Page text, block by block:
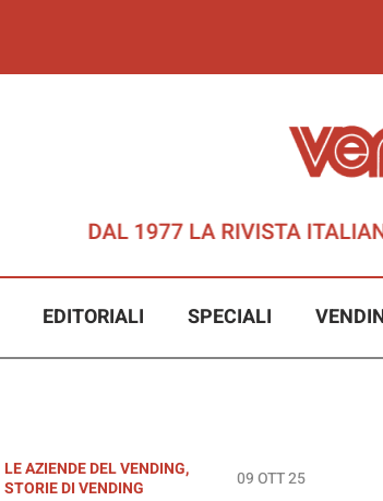
EDITORIALI SPECIALI
LE AZIENDE DEL VENDING,
STORIE DI VENDING
09 OTT 25